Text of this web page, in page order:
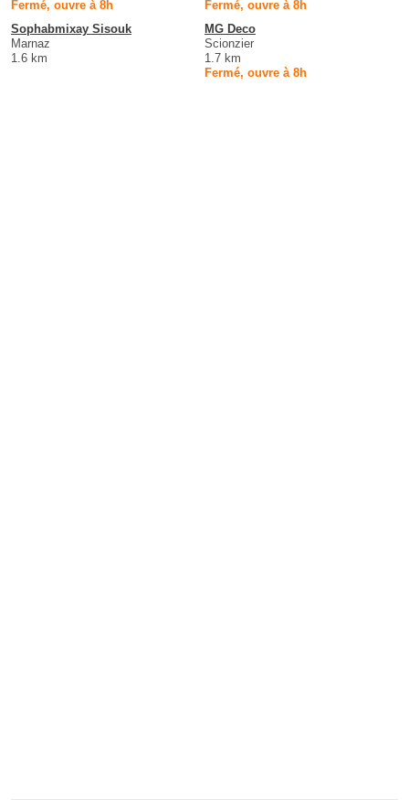
Fermé, ouvre à 8h
Fermé, ouvre à 8h
Sophabmixay Sisouk
Marnaz
1.6 km
MG Deco
Scionzier
1.7 km
Fermé, ouvre à 8h